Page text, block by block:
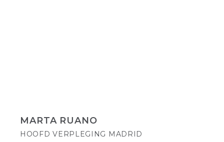
MARTA RUANO
HOOFD VERPLEGING MADRID